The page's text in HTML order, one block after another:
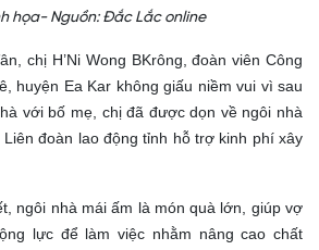
họa- Nguồn: Đắc Lắc online
chị H’Ni Wong BKrông, đoàn viên Công
huyện Ea Kar không giấu niềm vui vì sau
với bố mẹ, chị đã được dọn về ngôi nhà
đoàn lao động tỉnh hỗ trợ kinh phí xây
ngôi nhà mái ấm là món quà lớn, giúp vợ
lực để làm việc nhằm nâng cao chất